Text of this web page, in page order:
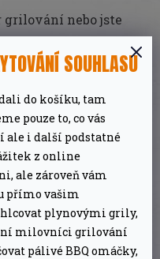
SOUHLASU
do košíku, tam
pouze to, co vás
ale i další podstatné
z online
ale zároveň vám
přímo vašim
plynovými grily,
milovníci grilování
pálivé BBQ omáčky,
grilování nebo jste
dělají jej chytřejším.
recepty,
funkcí.
grilovací
bluetooth